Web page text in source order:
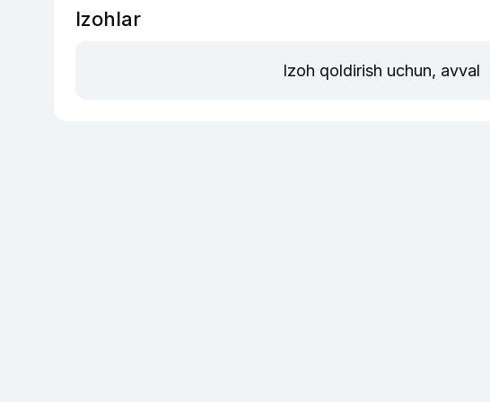
Izohlar
Izoh qoldirish uchun, avval